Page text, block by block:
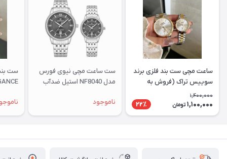
ساعت مچی ست بند فلزی برند
سوییس تراک (فروش به
صورت تک وست)
1,400,000
1,100,000 تومان 22٪
ست ساعت مچی نیوی فورس
مدل NF8040 استیل ضدآب
ناموجود
ست